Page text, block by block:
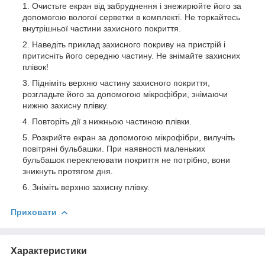
Очистьте екран від забруднення і знежирюйте його за
допомогою вологої серветки в комплекті. Не торкайтесь
внутрішньої частини захисного покриття.
Наведіть приклад захисного покриву на пристрій і
притисніть його середню частину. Не знімайте захисних
плівок!
Підніміть верхню частину захисного покриття,
розгладьте його за допомогою мікрофібри, знімаючи
нижню захисну плівку.
Повторіть дії з нижньою частиною плівки.
Розкрийте екран за допомогою мікрофібри, вилучіть
повітряні бульбашки. При наявності маленьких
бульбашок переклеювати покриття не потрібно, вони
зникнуть протягом дня.
Зніміть верхню захисну плівку.
Приховати
Характеристики